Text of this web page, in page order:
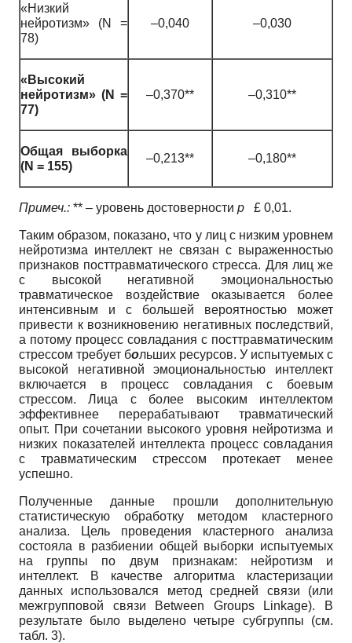
«Низкий
нейротизм» (N =
78)
–0,040 –0,030
«Высокий
нейротизм» (N =
77)
–0,370** –0,310**
Общая выборка
(N = 155)
–0,213** –0,180**
Примеч.: ** – уровень достоверности р £ 0,01.
Таким образом, показано, что у лиц с низким уровнем
нейротизма интеллект не связан с выраженностью
признаков посттравматического стресса. Для лиц же
с высокой негативной эмоциональностью
травматическое воздействие оказывается более
интенсивным и с большей вероятностью может
привести к возникновению негативных последствий,
а потому процесс совладания с посттравматическим
стрессом требует больших ресурсов. У испытуемых с
высокой негативной эмоциональностью интеллект
включается в процесс совладания с боевым
стрессом. Лица с более высоким интеллектом
эффективнее перерабатывают травматический
опыт. При сочетании высокого уровня нейротизма и
низких показателей интеллекта процесс совладания
с травматическим стрессом протекает менее
успешно.
Полученные данные прошли дополнительную
статистическую обработку методом кластерного
анализа. Цель проведения кластерного анализа
состояла в разбиении общей выборки испытуемых
на группы по двум признакам: нейротизм и
интеллект. В качестве алгоритма кластеризации
данных использовался метод средней связи (или
межгрупповой связи Between Groups Linkage). В
результате было выделено четыре субгруппы (см.
табл. 3).